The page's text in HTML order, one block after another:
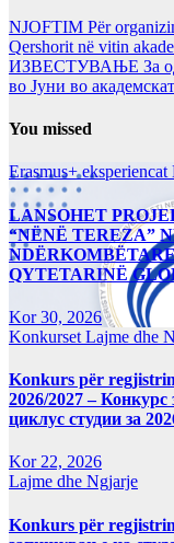
NJOFTIM Për
Qershorit në vitin
ИЗВЕСТУВАЊЕ За
во Јуни во
You missed
Erasmus+ eksperiencat
LANSOHET
“NËNË TEREZA”
QYTETARINË
Kor 30, 2026
Konkurset Lajme dhe
Konkurs për
2026/2027 –
циклус студии за
Kor 22, 2026
Lajme dhe Ngjarje
Konkurs për